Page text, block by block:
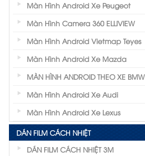
Màn Hình Android Xe Peugeot
Màn Hình Camera 360 ELLIVIEW
Màn Hình Android Vietmap Teyes
Màn Hình Android Xe Mazda
MÀN HÌNH ANDROID THEO XE BMW
Màn Hình Android Xe Audi
Màn Hình Android Xe Lexus
DÁN FILM CÁCH NHIỆT
DÁN FILM CÁCH NHIỆT 3M